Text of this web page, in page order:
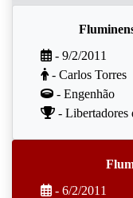
- 9/2/2011
- Carlos Torres
- Engenhão
- Libertadores
- 6/2/2011